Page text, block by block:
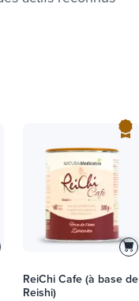
ReiChi Cafe (à base de
Reishi)